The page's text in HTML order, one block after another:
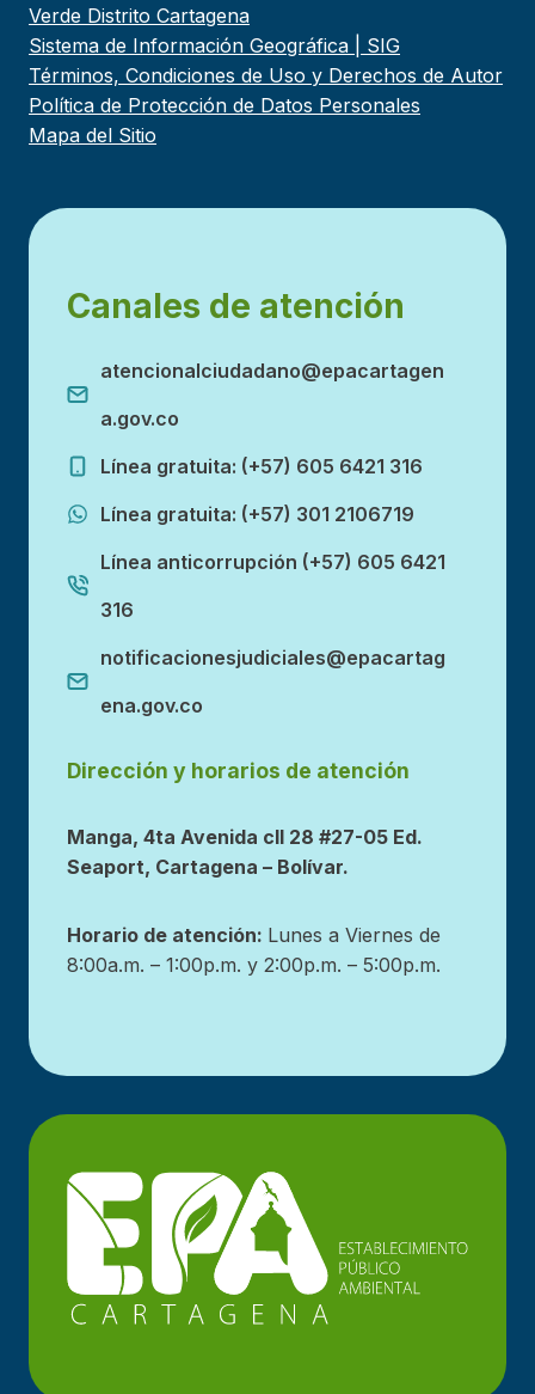
Verde Distrito Cartagena
Sistema de Información Geográfica | SIG
Términos, Condiciones de Uso y Derechos de Autor
Política de Protección de Datos Personales
Mapa del Sitio
Canales de atención
atencionalciudadano@epacartagen
a.gov.co
Línea gratuita: (+57) 605 6421 316
Línea gratuita: (+57) 301 2106719
Línea anticorrupción (+57) 605 6421
316
notificacionesjudiciales@epacartag
ena.gov.co
Dirección y horarios de atención
Manga, 4ta Avenida cll 28 #27-05 Ed.
Seaport, Cartagena – Bolívar.
Horario de atención: Lunes a Viernes de
8:00a.m. – 1:00p.m. y 2:00p.m. – 5:00p.m.